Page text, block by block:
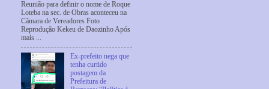
Reunião para definir o nome de Roque
Loteba na sec. de Obras aconteceu na
Câmara de Vereadores Foto
Reprodução Kekeu de Daozinho Após
mais ...
Ex-prefeito nega que
tenha curtido
postagem da
Prefeitura de